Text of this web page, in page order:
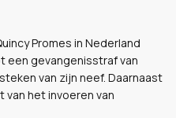
Promes in Nederland
gevangenisstraf van
van zijn neef. Daarnaast
het invoeren van